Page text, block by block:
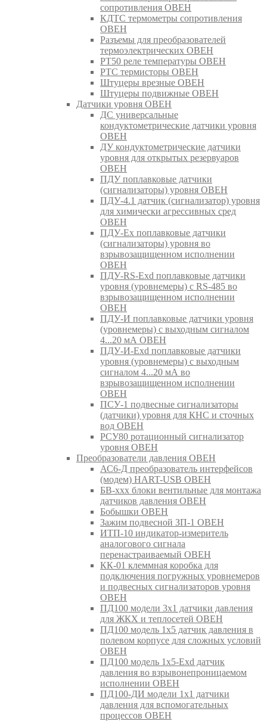
сопротивления ОВЕН
КДТС термометры сопротивления
ОВЕН
Разъемы для преобразователей
термоэлектрических ОВЕН
РТ50 реле температуры ОВЕН
РТС термисторы ОВЕН
Штуцеры врезные ОВЕН
Штуцеры подвижные ОВЕН
Датчики уровня ОВЕН
ДС универсальные
кондуктометрические датчики уровня
ОВЕН
ДУ кондуктометрические датчики
уровня для открытых резервуаров
ОВЕН
ПДУ поплавковые датчики
(сигнализаторы) уровня ОВЕН
ПДУ-4.1 датчик (сигнализатор) уровня
для химически агрессивных сред
ОВЕН
ПДУ-Ex поплавковые датчики
(сигнализаторы) уровня во
взрывозащищенном исполнении
ОВЕН
ПДУ-RS-Exd поплавковые датчики
уровня (уровнемеры) с RS-485 во
взрывозащищенном исполнении
ОВЕН
ПДУ-И поплавковые датчики уровня
(уровнемеры) с выходным сигналом
4...20 мА ОВЕН
ПДУ-И-Exd поплавковые датчики
уровня (уровнемеры) с выходным
сигналом 4...20 мА во
взрывозащищенном исполнении
ОВЕН
ПСУ-1 подвесные сигнализаторы
(датчики) уровня для КНС и сточных
вод ОВЕН
РСУ80 ротационный сигнализатор
уровня ОВЕН
Преобразователи давления ОВЕН
АС6-Д преобразователь интерфейсов
(модем) HART-USB ОВЕН
БВ-ххх блоки вентильные для монтажа
датчиков давления ОВЕН
Бобышки ОВЕН
Зажим подвесной ЗП-1 ОВЕН
ИТП-10 индикатор-измеритель
аналогового сигнала
перенастраиваемый ОВЕН
КК-01 клеммная коробка для
подключения погружных уровнемеров
и подвесных сигнализаторов уровня
ОВЕН
ПД100 модели 3х1 датчики давления
для ЖКХ и теплосетей ОВЕН
ПД100 модель 1х5 датчик давления в
полевом корпусе для сложных условий
ОВЕН
ПД100 модель 1х5-Exd датчик
давления во взрывонепроницаемом
исполнении ОВЕН
ПД100-ДИ модели 1х1 датчики
давления для вспомогательных
процессов ОВЕН